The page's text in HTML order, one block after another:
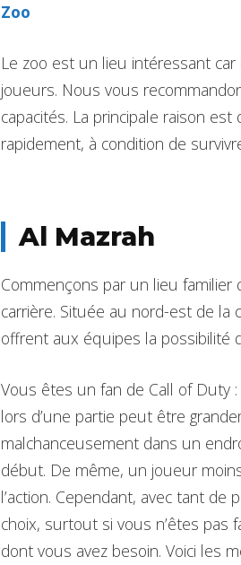
Zoo
Le zoo est un lieu intéressant
joueurs. Nous vous
capacités. La principale raison
rapidement, à condition de
Al Mazrah
Commençons par un lieu
carrière. Située au nord-est de
offrent aux équipes la possibilité
Vous êtes un fan de Call of Duty
lors d’une partie peut être
malchanceusement dans un
début. De même, un joueur
l’action. Cependant, avec tant de
choix, surtout si vous n’êtes pas
dont vous avez besoin. Voici les